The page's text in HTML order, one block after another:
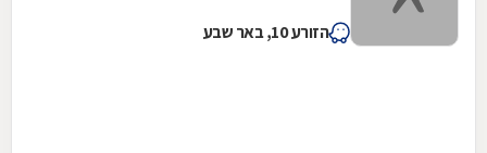
הזורע 10, באר שבע